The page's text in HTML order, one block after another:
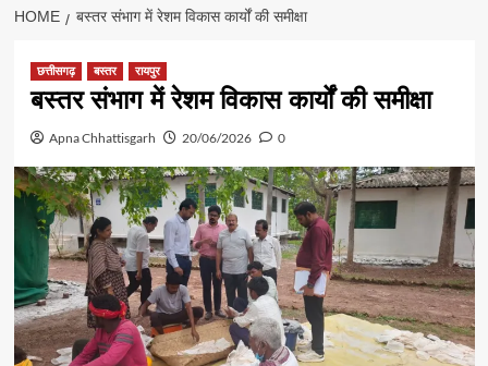
HOME बस्तर संभाग में रेशम विकास कार्यों की समीक्षा
छत्तीसगढ़ बस्तर रायपुर
बस्तर संभाग में रेशम विकास कार्यों की समीक्षा
Apna Chhattisgarh 20/06/2026 0